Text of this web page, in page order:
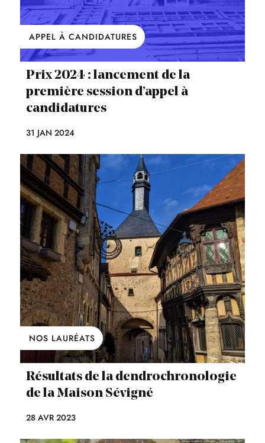
APPEL À CANDIDATURES
Prix 2024 : lancement de la
première session d’appel à
candidatures
31 JAN 2024
NOS LAURÉATS
Résultats de la dendrochronologie
de la Maison Sévigné
28 AVR 2023